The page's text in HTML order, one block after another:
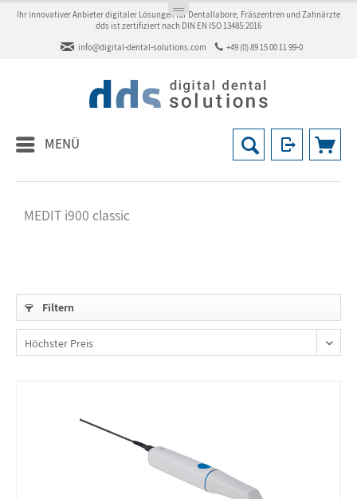
Ihr innovativer Anbieter digitaler Lösungen für Dentallabore, Fräszentren und Zahnärzte
dds ist zertifiziert nach DIN EN ISO 13485:2016
info@digital-dental-solutions.com
+49 (0) 89 15 00 11 99-0
MENÜ
MEDIT i900 classic
Filtern